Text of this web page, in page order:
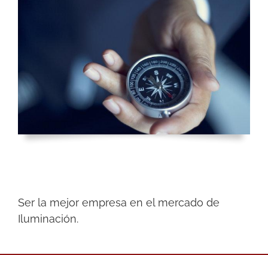
Ser la mejor empresa en el mercado de
Iluminación.